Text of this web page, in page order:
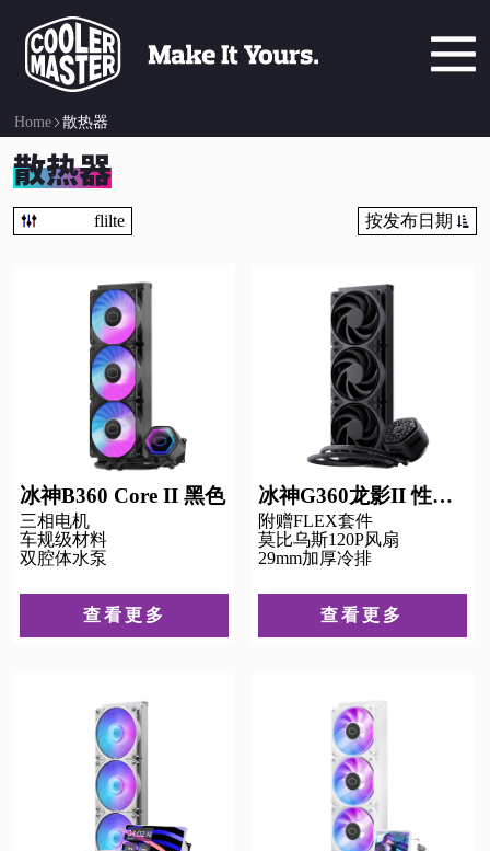
Home 散热器
散热器
flilte 按发布日期
冰神B360 Core II 黑色
三相电机
车规级材料
双腔体水泵
查看更多
冰神G360龙影II 性能版
附赠FLEX套件
莫比乌斯120P风扇
29mm加厚冷排
查看更多